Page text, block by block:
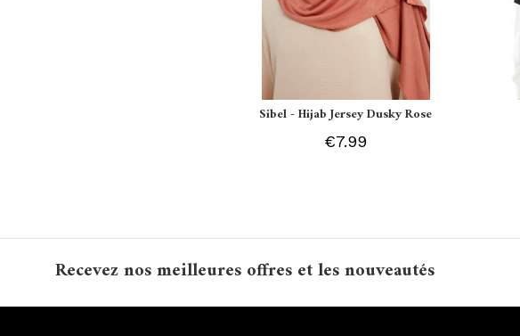
Sibel - Hijab Jersey Dusky Rose
€7.99
Recevez nos meilleures offres et les nouveautés